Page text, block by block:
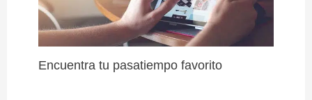
Encuentra tu pasatiempo favorito